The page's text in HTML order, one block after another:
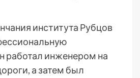
института Рубцов
работал инженером на
а затем был